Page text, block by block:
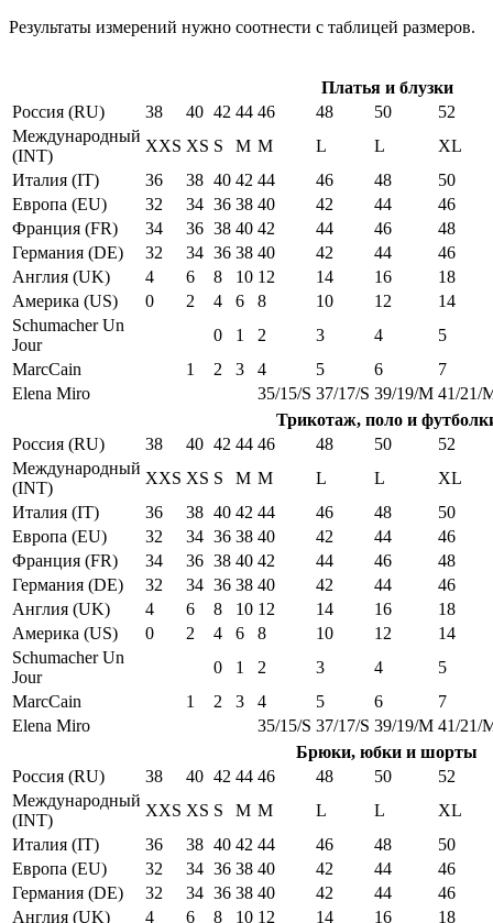
Результаты измерений нужно соотнести с таблицей размеров.
Платья и блузки
Россия (RU)
38 40 42 44 46 48 50
52
Международный
(INT)
XXS XS S M M L L
XL
Италия (IT)
36 38 40 42 44 46 48
50
Европа (EU)
32 34 36 38 40 42 44
46
Франция (FR)
34 36 38 40 42 44 46
48
Германия (DE)
32 34 36 38 40 42 44
46
Англия (UK)
4 6 8 10 12 14 16
18
Америка (US)
0 2 4 6 8 10 12
14
Schumacher Un
Jour
0 1 2 3 4
5
MarcCain
1 2 3 4 5 6
7
Elena Miro
35/15/S 37/17/S 39/19/M 41/21/
Трикотаж, поло и
Россия (RU)
38 40 42 44 46 48 50
52
Международный
(INT)
XXS XS S M M L L
XL
Италия (IT)
36 38 40 42 44 46 48
50
Европа (EU)
32 34 36 38 40 42 44
46
Франция (FR)
34 36 38 40 42 44 46
48
Германия (DE)
32 34 36 38 40 42 44
46
Англия (UK)
4 6 8 10 12 14 16
18
Америка (US)
0 2 4 6 8 10 12
14
Schumacher Un
Jour
0 1 2 3 4
5
MarcCain
1 2 3 4 5 6
7
Elena Miro
35/15/S 37/17/S 39/19/M 41/21/
Брюки, юбки и шорты
Россия (RU)
38 40 42 44 46 48 50
52
Международный
(INT)
XXS XS S M M L L
XL
Италия (IT)
36 38 40 42 44 46 48
50
Европа (EU)
32 34 36 38 40 42 44
46
Германия (DE)
32 34 36 38 40 42 44
46
Англия (UK)
4 6 8 10 12 14 16
18